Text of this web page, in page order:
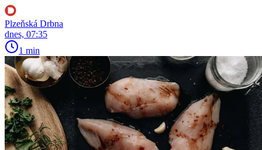
Plzeňská Drbna
dnes, 07:35
1 min